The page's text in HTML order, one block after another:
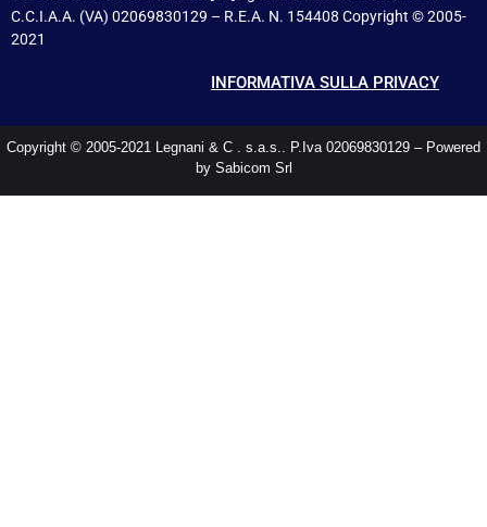
C.C.I.A.A. (VA) 02069830129 – R.E.A. N. 154408 Copyright © 2005-
2021
INFORMATIVA SULLA PRIVACY
Copyright © 2005-2021 Legnani & C . s.a.s.. P.Iva 02069830129 – Powered
by Sabicom Srl